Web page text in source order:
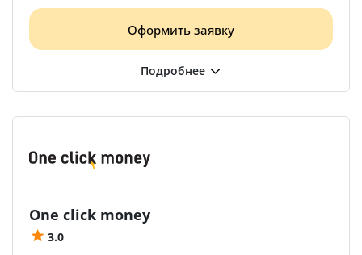
Оформить заявку
One click money
3.0